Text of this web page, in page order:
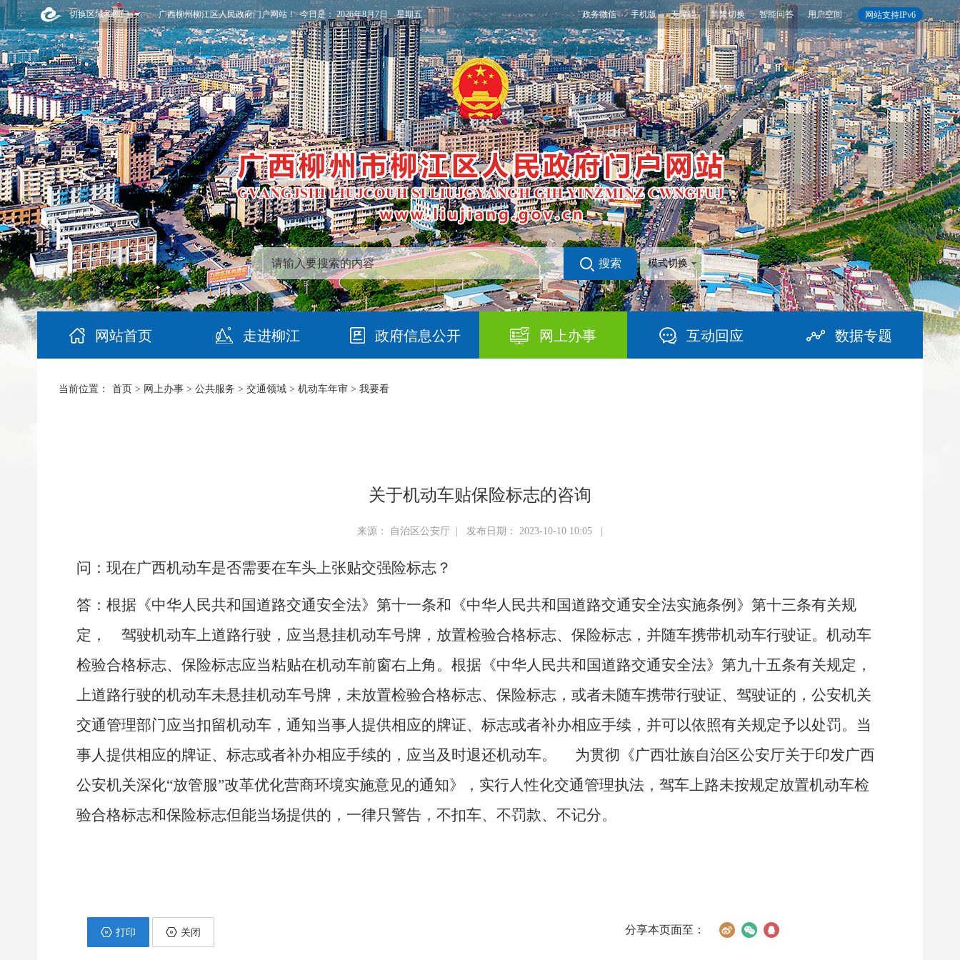
切换区域和部门 网站支持IPv6
政务微信 手机版 无障碍 简繁切换 智能问答 用户空间
广西柳州柳江区人民政府门户网站！ 今日是：2026年8月7日 星期五
搜索 模式切换
网站首页 走进柳江 政府信息公开 网上办事 互动回应 数据专题
当前位置： 首页 > 网上办事 > 公共服务 > 交通领域 > 机动车年审 > 我要看
关于机动车贴保险标志的咨询
来源： 自治区公安厅 | 发布日期： 2023-10-10 10:05 |
问：现在广西机动车是否需要在车头上张贴交强险标志？
答：根据《中华人民共和国道路交通安全法》第十一条和《中华人民共和国道路交通安全法实施条例》第十三条有关规
定， 驾驶机动车上道路行驶，应当悬挂机动车号牌，放置检验合格标志、保险标志，并随车携带机动车行驶证。机动车
检验合格标志、保险标志应当粘贴在机动车前窗右上角。根据《中华人民共和国道路交通安全法》第九十五条有关规定，
上道路行驶的机动车未悬挂机动车号牌，未放置检验合格标志、保险标志，或者未随车携带行驶证、驾驶证的，公安机关
交通管理部门应当扣留机动车，通知当事人提供相应的牌证、标志或者补办相应手续，并可以依照有关规定予以处罚。当
事人提供相应的牌证、标志或者补办相应手续的，应当及时退还机动车。 为贯彻《广西壮族自治区公安厅关于印发广西
公安机关深化“放管服”改革优化营商环境实施意见的通知》，实行人性化交通管理执法，驾车上路未按规定放置机动车检
验合格标志和保险标志但能当场提供的，一律只警告，不扣车、不罚款、不记分。
打印 关闭 分享本页面至：